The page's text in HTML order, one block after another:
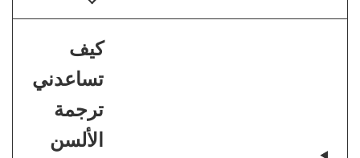
كيف
تساعدني
ترجمة
الألسن